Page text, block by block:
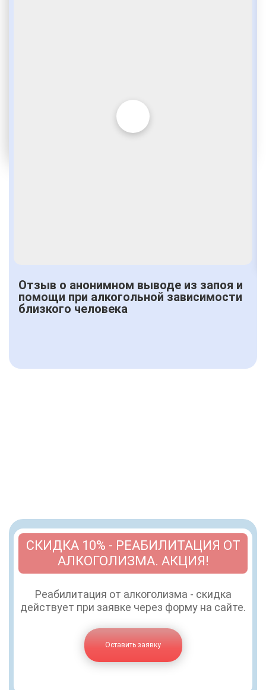
Отзыв о анонимном выводе из запоя и
помощи при алкогольной зависимости
близкого человека
СКИДКА 10% - РЕАБИЛИТАЦИЯ ОТ
АЛКОГОЛИЗМА. АКЦИЯ!
Реабилитация от алкоголизма - скидка
действует при заявке через форму на сайте.
Оставить заявку